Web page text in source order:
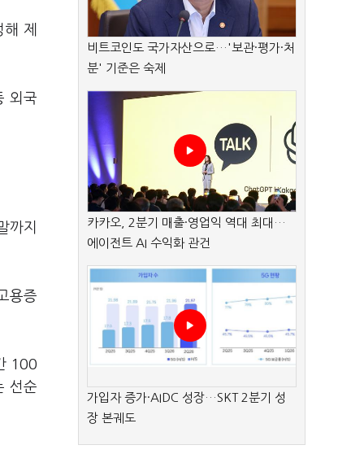
제
외국
까지
용증
100
선순
비트코인도 국가자산으로…'보관·평가·처
분' 기준은 숙제
카카오, 2분기 매출·영업익 역대 최대…
에이전트 AI 수익화 관건
가입자 증가·AIDC 성장…SKT 2분기 성
장 본궤도